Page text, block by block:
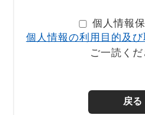
個人情報
個人情報の利用目的及
ご一読くだ